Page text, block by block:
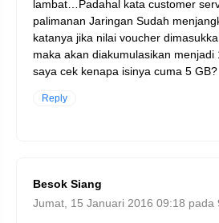
lambat…Padahal kata customer
palimanan Jaringan Sudah
katanya jika nilai voucher
maka akan diakumulasikan menjadi
saya cek kenapa isinya cuma 5 GB?
Reply
Besok Siang
Jumat, 15 Januari 2016 09:18 pada